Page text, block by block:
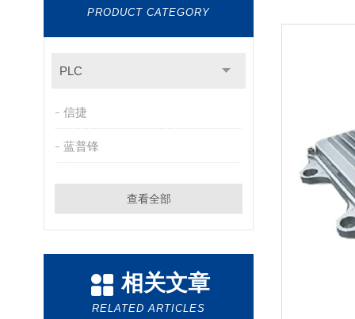
PRODUCT CATEGORY
PLC
信捷
蓝普锋
查看全部
相关文章
RELATED ARTICLES